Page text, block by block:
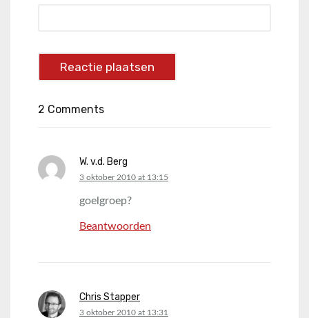
2 Comments
W. v.d. Berg
says:
3 oktober 2010 at 13:15
goelgroep?
Beantwoorden
Chris Stapper
says:
3 oktober 2010 at 13:31